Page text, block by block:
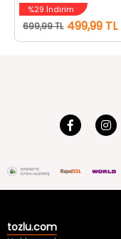
%29 İndirim
699,99 TL 499,99 TL
tozlu.com